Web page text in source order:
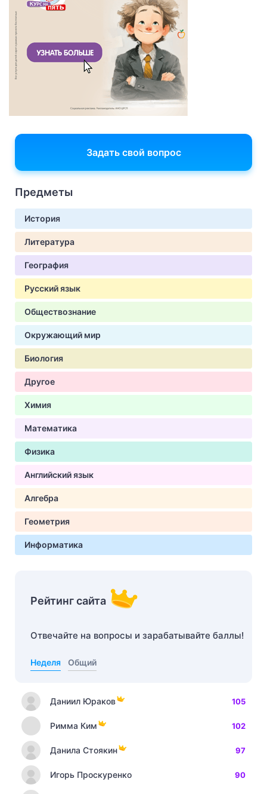
Задать свой вопрос
Предметы
История
Литература
География
Русский язык
Обществознание
Окружающий мир
Биология
Другое
Химия
Математика
Физика
Английский язык
Алгебра
Геометрия
Информатика
Рейтинг сайта
Отвечайте на вопросы и зарабатывайте баллы!
Неделя Общий
Даниил Юраков 105
Римма Ким 102
Данила Стоякин 97
Игорь Проскуренко 90